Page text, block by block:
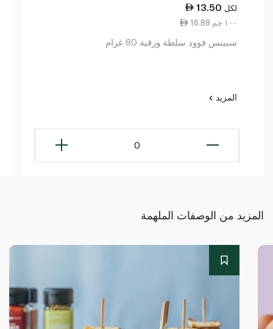
13.50 لكل
16.88 ١٠٠ جم
سبينس فوود سلطة ورقية 80 غرام
المزيد
0
المزيد من الوصفات الملهمة